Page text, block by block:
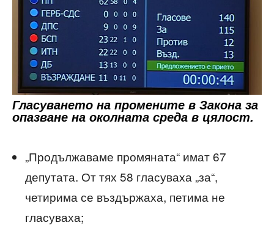
Гласуването на промените в Закона за
опазване на околната среда в цялост.
„Продължаваме промяната“ имат 67
депутата. От тях 58 гласуваха „за“,
четирима се въздържаха, петима не
гласуваха;